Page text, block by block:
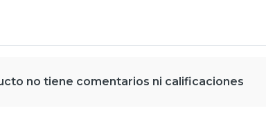
no tiene comentarios ni calificaciones